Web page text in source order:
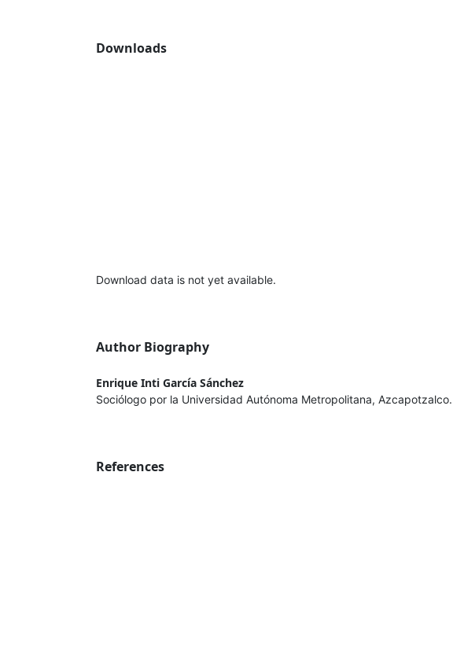
Downloads
Download data is not yet available.
Author Biography
Enrique Inti García Sánchez
Sociólogo por la Universidad Autónoma Metropolitana, Azcapotzalco.
References